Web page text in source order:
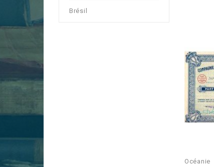
Brésil
Océanie